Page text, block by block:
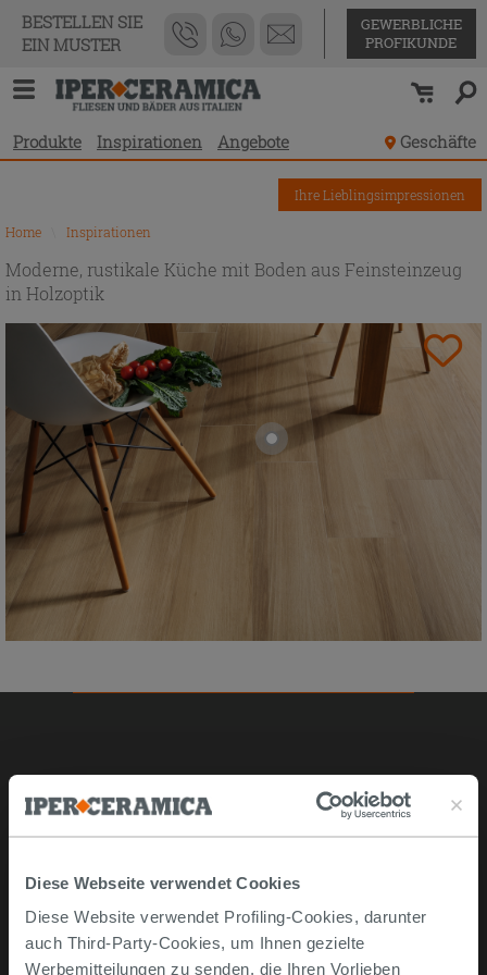
Diese Webseite verwendet Cookies
Diese Website verwendet Profiling-Cookies, darunter
auch Third-Party-Cookies, um Ihnen gezielte
Werbemitteilungen zu senden, die Ihren Vorlieben
BESTELLEN SIE
EIN MUSTER
GEWERBLICHE
PROFIKUNDE
Produkte Inspirationen Angebote Geschäfte
Home Inspirationen
Ihre Lieblingsimpressionen
Moderne, rustikale Küche mit Boden aus Feinsteinzeug
in Holzoptik
Online kaufen
Musterstücke
Lieferzeiten und -kosten
Problemlose lieferung